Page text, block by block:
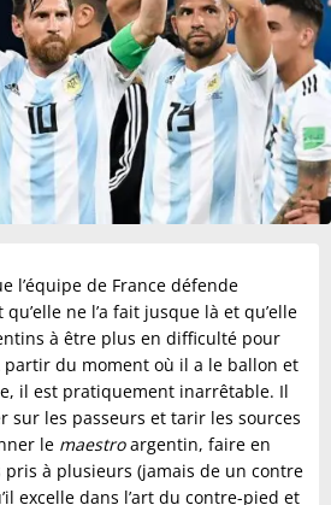
l’équipe de France défende
ne l’a fait jusque là et qu’elle
à être plus en difficulté pour
partir du moment où il a le ballon et
il est pratiquement inarrêtable. Il
sur les passeurs et tarir les sources
le maestroargentin, faire en
pris à plusieurs (jamais de un contre
excelle dans l’art du contre-pied et